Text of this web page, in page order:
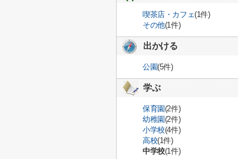
喫茶店・カフェ(1件)
その他(1件)
出かける
公園(5件)
学ぶ
保育園(2件)
幼稚園(2件)
小学校(4件)
高校(1件)
中学校(1件)